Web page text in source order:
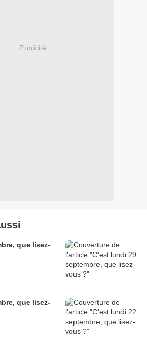
Publicité
que lisez-
que lisez-